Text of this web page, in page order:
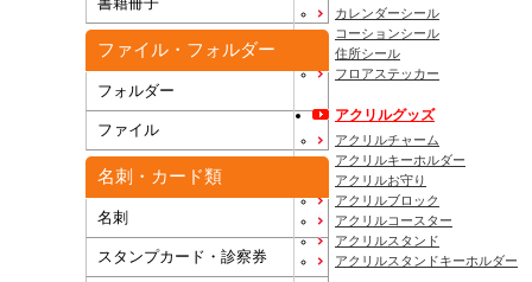
ファイル・フォルダー
フォルダー
ファイル
名刺・カード類
名刺
スタンプカード・診察券
カレンダーシール
コーションシール
住所シール
フロアステッカー
アクリルグッズ
アクリルチャーム
アクリルキーホルダー
アクリルお守り
アクリルブロック
アクリルコースター
アクリルスタンド
アクリルスタンドキーホルダー